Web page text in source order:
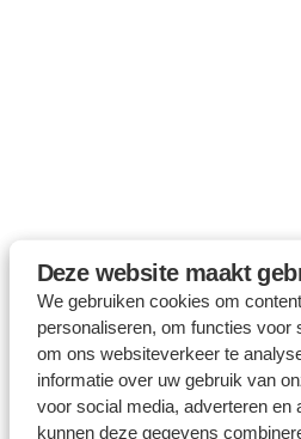
Deze website maakt
We gebruiken cookies om
personaliseren, om functies voor
om ons websiteverkeer te
informatie over uw gebruik van
voor social media, adverteren en
kunnen deze gegevens